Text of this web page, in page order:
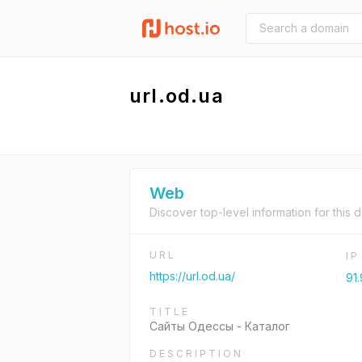
url.od.ua
Web
Discover top-level information for this
URL
https://url.od.ua/
TITLE
Сайты Одессы - Каталог
DESCRIPTION